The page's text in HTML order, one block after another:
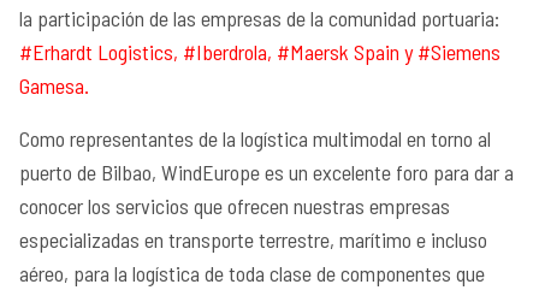
la participación de las empresas de la comunidad portuaria:
#Erhardt Logistics, #Iberdrola, #Maersk Spain y #Siemens
Gamesa.
Como representantes de la logística multimodal en torno al
puerto de Bilbao, WindEurope es un excelente foro para dar a
conocer los servicios que ofrecen nuestras empresas
especializadas en transporte terrestre, marítimo e incluso
aéreo, para la logística de toda clase de componentes que